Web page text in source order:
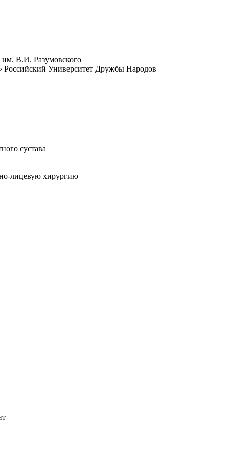
им. В.И. Разумовского
Российский Университет Дружбы Народов
сустава
лицевую хирургию